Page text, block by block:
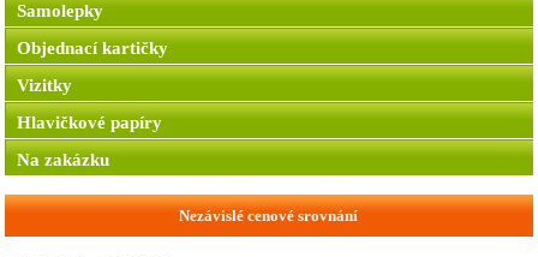
Samolepky
Objednací kartičky
Vizitky
Hlavičkové papíry
Na zakázku
Nezávislé cenové srovnání